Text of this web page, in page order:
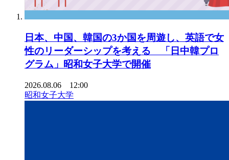
日本、中国、韓国の3か国を周遊し、英語で女
性のリーダーシップを考える 「日中韓プロ
グラム」昭和女子大学で開催
2026.08.06 12:00
昭和女子大学